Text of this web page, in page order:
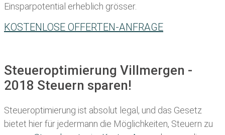
Einsparpotential erheblich grösser.
KOSTENLOSE OFFERTEN-ANFRAGE
Steueroptimierung Villmergen -
2018 Steuern sparen!
Steueroptimierung ist absolut legal, und das Gesetz
bietet hier für jedermann die Möglichkeiten, Steuern zu